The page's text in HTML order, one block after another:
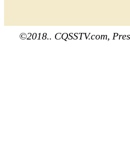
©2018.. CQSSTV.com,